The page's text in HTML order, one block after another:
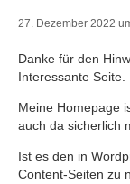
27. Dezember 2022
Danke für den
Interessante Seite.
Meine Homepage
auch da sicherlich
Ist es den in
Content-Seiten zu